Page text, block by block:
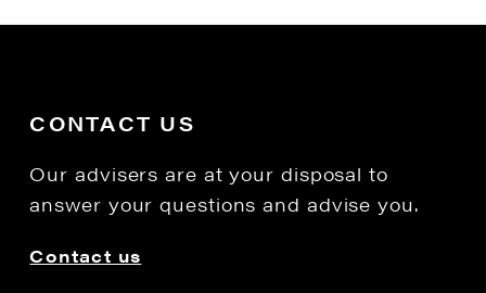
CONTACT US
Our advisers are at your disposal to
answer your questions and advise you.
Contact us